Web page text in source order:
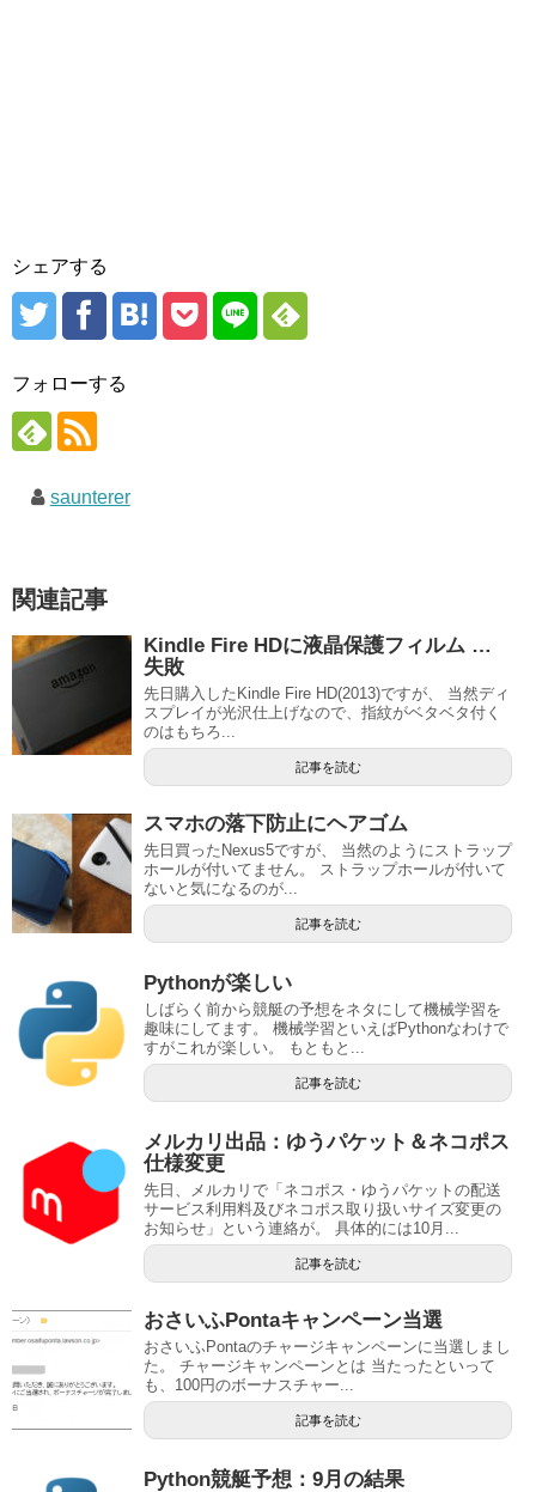
シェアする
フォローする
saunterer
関連記事
Kindle Fire HDに液晶保護フィルム …
失敗
先日購入したKindle Fire HD(2013)ですが、 当然ディ
スプレイが光沢仕上げなので、指紋がベタベタ付く
のはもちろ...
記事を読む
スマホの落下防止にヘアゴム
先日買ったNexus5ですが、 当然のようにストラップ
ホールが付いてません。 ストラップホールが付いて
ないと気になるのが...
記事を読む
Pythonが楽しい
しばらく前から競艇の予想をネタにして機械学習を
趣味にしてます。 機械学習といえばPythonなわけで
すがこれが楽しい。 もともと...
記事を読む
メルカリ出品：ゆうパケット＆ネコポス
仕様変更
先日、メルカリで「ネコポス・ゆうパケットの配送
サービス利用料及びネコポス取り扱いサイズ変更の
お知らせ」という連絡が。 具体的には10月...
記事を読む
おさいふPontaキャンペーン当選
おさいふPontaのチャージキャンペーンに当選しまし
た。 チャージキャンペーンとは 当たったといって
も、100円のボーナスチャー...
記事を読む
Python競艇予想：9月の結果